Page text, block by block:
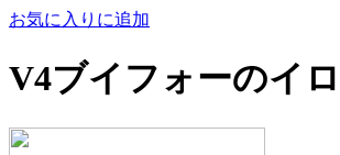
お気に入りに追加
V4ブイフォーのイ